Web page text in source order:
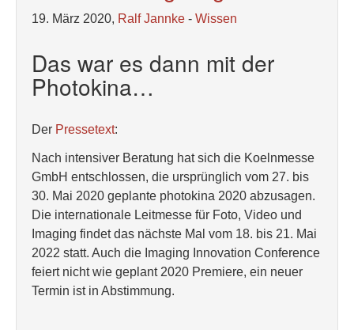
19. März 2020, Ralf Jannke - Wissen
Das war es dann mit der
Photokina…
Der Pressetext:
Nach intensiver Beratung hat sich die Koelnmesse
GmbH entschlossen, die ursprünglich vom 27. bis
30. Mai 2020 geplante photokina 2020 abzusagen.
Die internationale Leitmesse für Foto, Video und
Imaging findet das nächste Mal vom 18. bis 21. Mai
2022 statt. Auch die Imaging Innovation Conference
feiert nicht wie geplant 2020 Premiere, ein neuer
Termin ist in Abstimmung.